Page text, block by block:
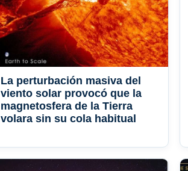
La perturbación masiva del
viento solar provocó que la
magnetosfera de la Tierra
volara sin su cola habitual